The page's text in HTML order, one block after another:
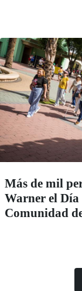
Más de mil
Warner el
Comunidad